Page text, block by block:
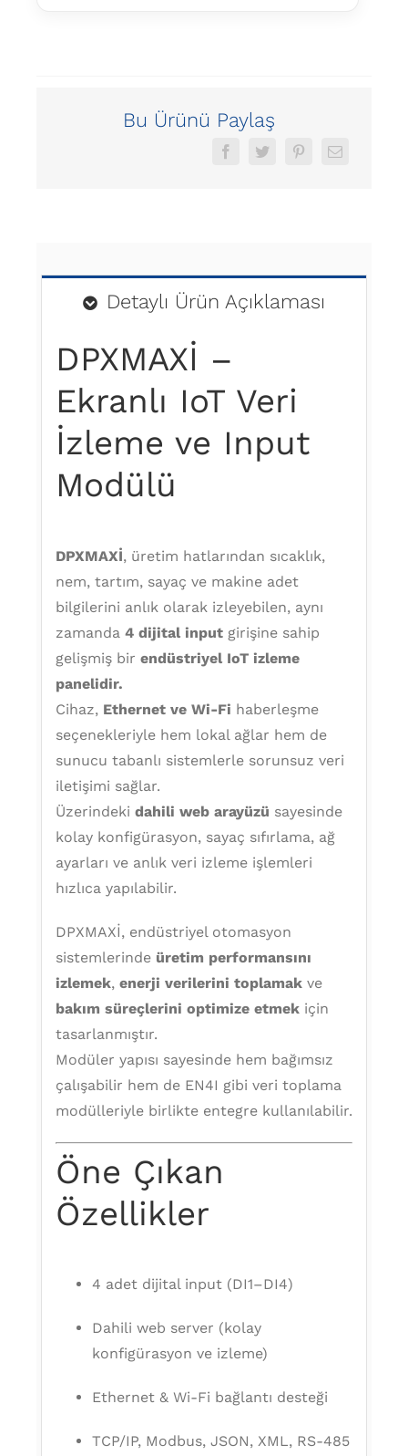
Bu Ürünü Paylaş
Detaylı Ürün Açıklaması
DPXMAXİ –
Ekranlı IoT Veri
İzleme ve Input
Modülü
DPXMAXİ, üretim hatlarından sıcaklık,
nem, tartım, sayaç ve makine adet
bilgilerini anlık olarak izleyebilen, aynı
zamanda 4 dijital inputgirişine sahip
gelişmiş bir endüstriyel IoT izleme
panelidir.
Cihaz, Ethernet ve Wi-Fi haberleşme
seçenekleriyle hem lokal ağlar hem de
sunucu tabanlı sistemlerle sorunsuz veri
iletişimi sağlar.
Üzerindeki dahili web arayüzü sayesinde
kolay konfigürasyon, sayaç sıfırlama, ağ
ayarları ve anlık veri izleme işlemleri
hızlıca yapılabilir.
DPXMAXİ, endüstriyel otomasyon
sistemlerinde üretim performansını
izlemek, enerji verilerini toplamakve
bakım süreçlerini optimize etmekiçin
tasarlanmıştır.
Modüler yapısı sayesinde hem bağımsız
çalışabilir hem de EN4I gibi veri toplama
modülleriyle birlikte entegre kullanılabilir.
Öne Çıkan
Özellikler
4 adet dijital input (DI1–DI4)
Dahili web server (kolay
konfigürasyon ve izleme)
Ethernet & Wi-Fi bağlantı desteği
TCP/IP, Modbus, JSON, XML, RS-485